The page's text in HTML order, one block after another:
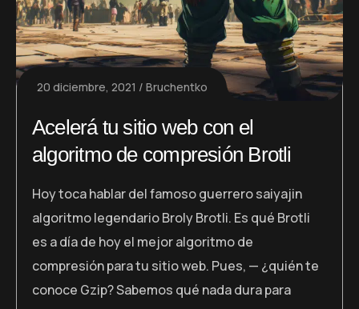
20 diciembre, 2021 Bruchentko
Acelerá tu sitio web con el
algoritmo de compresión Brotli
Hoy toca hablar del famoso guerrero saiyajin
algoritmo legendario Broly Brotli. Es qué Brotli
es a día de hoy el mejor algoritmo de
compresión para tu sitio web. Pues, — ¿quién te
conoce Gzip? Sabemos qué nada dura para